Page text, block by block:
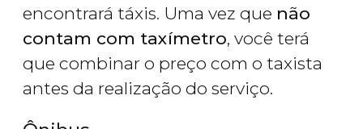
encontrará táxis. Uma vez que não
contam com taxímetro, você terá
que combinar o preço com o taxista
antes da realização do serviço.